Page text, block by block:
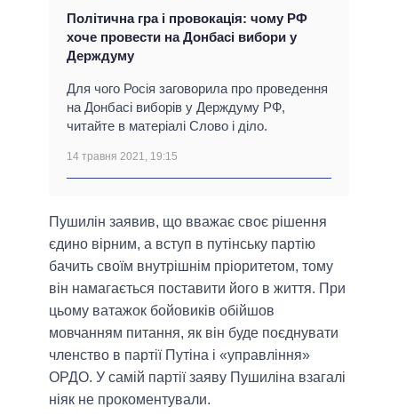
Політична гра і провокація: чому РФ
хоче провести на Донбасі вибори у
Держдуму
Для чого Росія заговорила про проведення
на Донбасі виборів у Держдуму РФ,
читайте в матеріалі Слово і діло.
14 травня 2021, 19:15
Пушилін заявив, що вважає своє рішення
єдино вірним, а вступ в путінську партію
бачить своїм внутрішнім пріоритетом, тому
він намагається поставити його в життя. При
цьому ватажок бойовиків обійшов
мовчанням питання, як він буде поєднувати
членство в партії Путіна і «управління»
ОРДО. У самій партії заяву Пушиліна взагалі
ніяк не прокоментували.